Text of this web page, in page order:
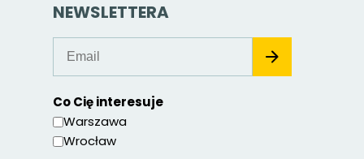
NEWSLETTERA
Co Cię interesuje
Warszawa
Wrocław